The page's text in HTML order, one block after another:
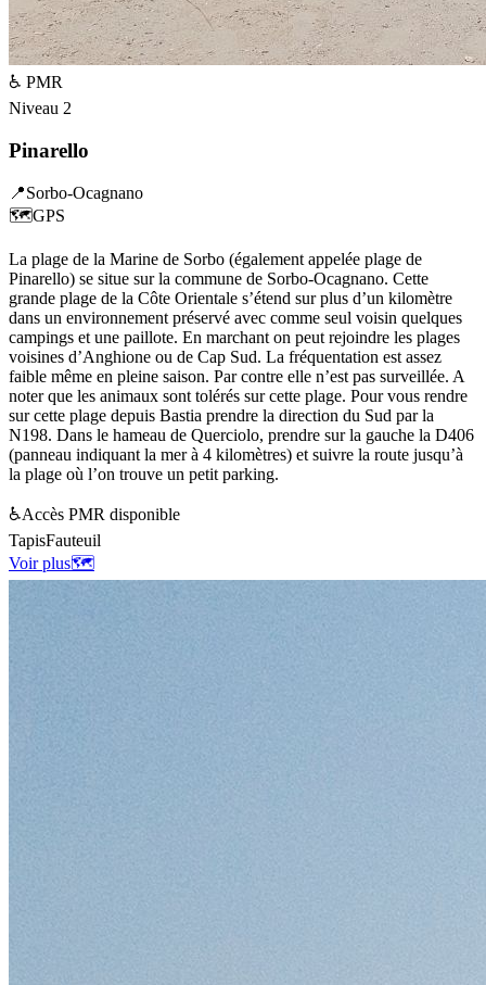
♿ PMR
Niveau 2
Pinarello
📍Sorbo-Ocagnano
🗺️GPS
La plage de la Marine de Sorbo (également appelée plage de
Pinarello) se situe sur la commune de Sorbo-Ocagnano. Cette
grande plage de la Côte Orientale s’étend sur plus d’un kilomètre
dans un environnement préservé avec comme seul voisin quelques
campings et une paillote. En marchant on peut rejoindre les plages
voisines d’Anghione ou de Cap Sud. La fréquentation est assez
faible même en pleine saison. Par contre elle n’est pas surveillée. A
noter que les animaux sont tolérés sur cette plage. Pour vous rendre
sur cette plage depuis Bastia prendre la direction du Sud par la
N198. Dans le hameau de Querciolo, prendre sur la gauche la D406
(panneau indiquant la mer à 4 kilomètres) et suivre la route jusqu’à
la plage où l’on trouve un petit parking.
♿Accès PMR disponible
TapisFauteuil
Voir plus🗺️